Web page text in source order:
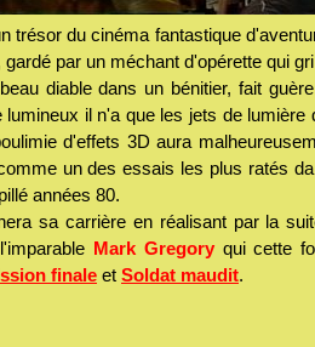
trésor du cinéma fantastique
gardé par un méchant d'opérette qui
diable dans un bénitier, fait
lumineux il n'a que les jets de lumière
d'effets 3D aura
un des essais les plus ratés
années 80.
sa carrière en réalisant par la
Mark Gregoryqui cette
finale et Soldat maudit.